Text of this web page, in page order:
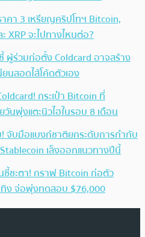
คา 3 เหรียญคริปโทฯ Bitcoin,
XRP จะไปทางไหนต่อ?
ผู้ร่วมก่อตั้ง Coldcard อาจสร้าง
นสอดไส้โค้ดตัวเอง
กระเป๋า Bitcoin ที่
วันพุ่งแตะนิวไฮในรอบ 8 เดือน
จับมือแบงก์ชาติยกระดับการกำกับ
เล็งออกแนวทางปีนี้
ชี้ชะตา! กราฟ Bitcoin ก่อตัว
ทิง จ่อพุ่งทดสอบ $76,000